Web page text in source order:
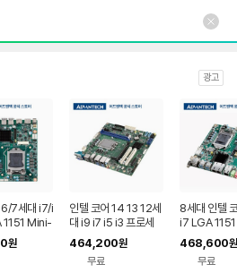
광고
6/7세대 i7/i
Mini-
285
어드밴
원
인텔 코어 14 13 12세
대 i9 i7 i5 i3 프로세
서, LGA1700, AIMB
-508HF-EAA1, 어드
밴텍
464,200원
무료
8세대 인텔
i7 LGA
X 보드,
2-00A1E,
468,600원
무료